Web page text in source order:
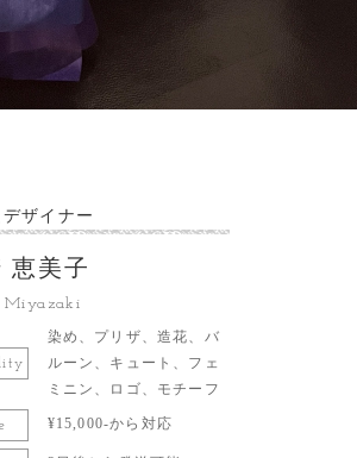
ザイナー
恵美子
Miyazaki
染め、プリザ、造花、バ
ルーン、キュート、フェ
ミニン、ロゴ、モチーフ
¥15,000-から対応